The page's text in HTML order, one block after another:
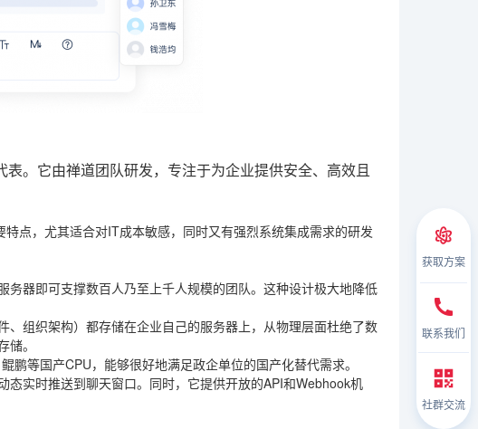
表。它由禅道团队研发，专注于为企业提供安全、高效且
点，尤其适合对IT成本敏感，同时又有强烈系统集成需求的研发
器即可支撑数百人乃至上千人规模的团队。这种设计极大地降低
组织架构）都存储在企业自己的服务器上，从物理层面杜绝了数
。
等国产CPU，能够很好地满足政企单位的国产化替代需求。
态实时推送到聊天窗口。同时，它提供开放的API和Webhook机
获取方案
联系我们
社群交流